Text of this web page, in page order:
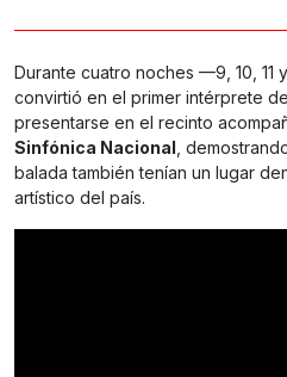
Durante cuatro noches —9, 10, 11
convirtió en el primer intérprete
presentarse en el recinto
Sinfónica Nacional ,
balada también tenían un lugar
artístico del país.